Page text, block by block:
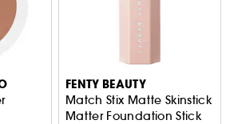
FENTY BEAUTY
Match Stix Matte Skinstick
Matter Foundation Stick